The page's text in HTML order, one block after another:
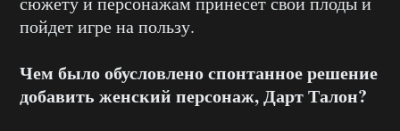
пойдет игре на пользу.
Чем было обусловлено спонтанное решение
добавить женский персонаж, Дарт Талон?